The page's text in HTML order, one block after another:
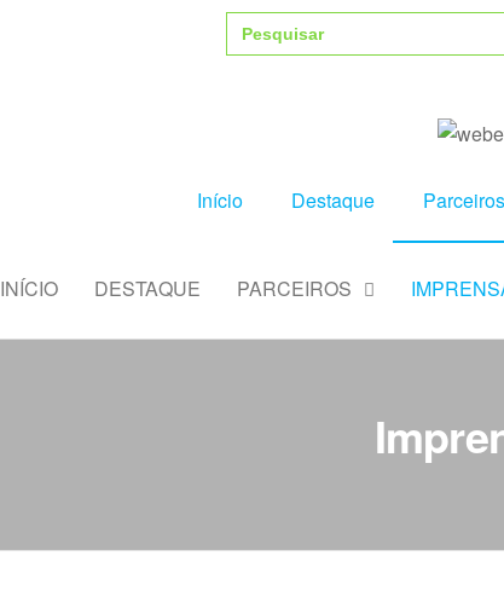
Search
for:
Início Destaque Parceiros
INÍCIO DESTAQUE PARCEIROS